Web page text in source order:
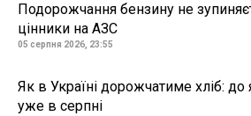
Подорожчання бензину не
цінники на АЗС
05 серпня 2026, 23:55
Як в Україні дорожчатиме хліб: до
уже в серпні